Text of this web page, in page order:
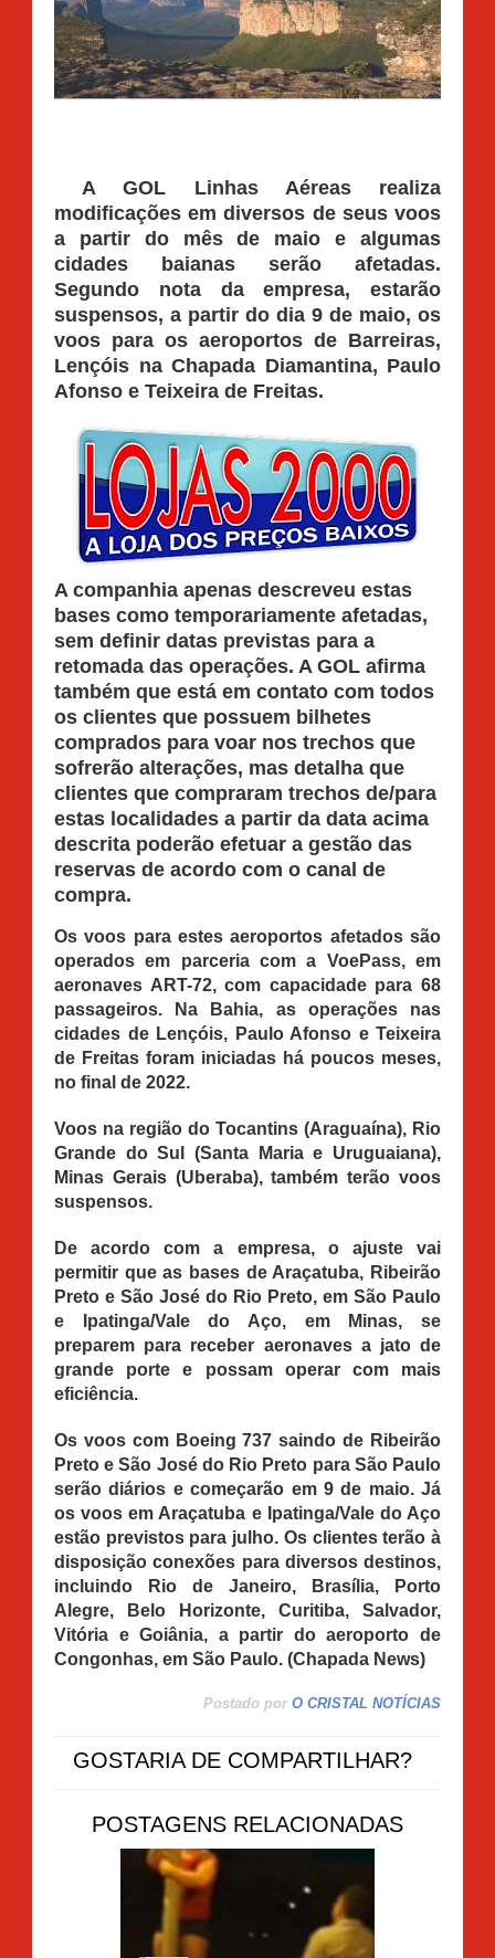
A GOL Linhas Aéreas realiza
modificações em diversos de seus voos
a partir do mês de maio e algumas
cidades baianas serão afetadas.
Segundo nota da empresa, estarão
suspensos, a partir do dia 9 de maio, os
voos para os aeroportos de Barreiras,
Lençóis na Chapada Diamantina, Paulo
Afonso e Teixeira de Freitas.
A companhia apenas descreveu estas
bases como temporariamente afetadas,
sem definir datas previstas para a
retomada das operações. A GOL afirma
também que está em contato com todos
os clientes que possuem bilhetes
comprados para voar nos trechos que
sofrerão alterações, mas detalha que
clientes que compraram trechos de/para
estas localidades a partir da data acima
descrita poderão efetuar a gestão das
reservas de acordo com o canal de
compra.
Os voos para estes aeroportos afetados são
operados em parceria com a VoePass, em
aeronaves ART-72, com capacidade para 68
passageiros. Na Bahia, as operações nas
cidades de Lençóis, Paulo Afonso e Teixeira
de Freitas foram iniciadas há poucos meses,
no final de 2022.
Voos na região do Tocantins (Araguaína), Rio
Grande do Sul (Santa Maria e Uruguaiana),
Minas Gerais (Uberaba), também terão voos
suspensos.
De acordo com a empresa, o ajuste vai
permitir que as bases de Araçatuba, Ribeirão
Preto e São José do Rio Preto, em São Paulo
e Ipatinga/Vale do Aço, em Minas, se
preparem para receber aeronaves a jato de
grande porte e possam operar com mais
eficiência.
Os voos com Boeing 737 saindo de Ribeirão
Preto e São José do Rio Preto para São Paulo
serão diários e começarão em 9 de maio. Já
os voos em Araçatuba e Ipatinga/Vale do Aço
estão previstos para julho. Os clientes terão à
disposição conexões para diversos destinos,
incluindo Rio de Janeiro, Brasília, Porto
Alegre, Belo Horizonte, Curitiba, Salvador,
Vitória e Goiânia, a partir do aeroporto de
Congonhas, em São Paulo. (Chapada News)
Postado por O CRISTAL NOTÍCIAS
GOSTARIA DE COMPARTILHAR?
POSTAGENS RELACIONADAS